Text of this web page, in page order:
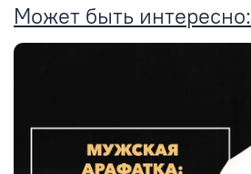
Может быть интересно: